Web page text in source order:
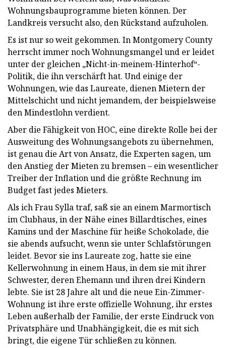
Wohnungsbauprogramme bieten können. Der
Landkreis versucht also, den Rückstand aufzuholen.
Es ist nur so weit gekommen. In Montgomery County
herrscht immer noch Wohnungsmangel und er leidet
unter der gleichen „Nicht-in-meinem-Hinterhof“-
Politik, die ihn verschärft hat. Und einige der
Wohnungen, wie das Laureate, dienen Mietern der
Mittelschicht und nicht jemandem, der beispielsweise
den Mindestlohn verdient.
Aber die Fähigkeit von HOC, eine direkte Rolle bei der
Ausweitung des Wohnungsangebots zu übernehmen,
ist genau die Art von Ansatz, die Experten sagen, um
den Anstieg der Mieten zu bremsen – ein wesentlicher
Treiber der Inflation und die größte Rechnung im
Budget fast jedes Mieters.
Als ich Frau Sylla traf, saß sie an einem Marmortisch
im Clubhaus, in der Nähe eines Billardtisches, eines
Kamins und der Maschine für heiße Schokolade, die
sie abends aufsucht, wenn sie unter Schlafstörungen
leidet. Bevor sie ins Laureate zog, hatte sie eine
Kellerwohnung in einem Haus, in dem sie mit ihrer
Schwester, deren Ehemann und ihren drei Kindern
lebte. Sie ist 28 Jahre alt und die neue Ein-Zimmer-
Wohnung ist ihre erste offizielle Wohnung, ihr erstes
Leben außerhalb der Familie, der erste Eindruck von
Privatsphäre und Unabhängigkeit, die es mit sich
bringt, die eigene Tür schließen zu können.